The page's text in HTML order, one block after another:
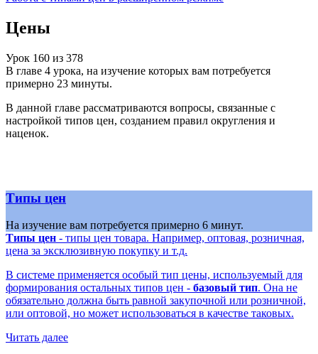
Цены
Урок 160 из 378
В главе 4 урока, на изучение которых вам потребуется
примерно 23 минуты.
В данной главе рассматриваются вопросы, связанные с
настройкой типов цен, созданием правил округления и
наценок.
Типы цен
На изучение вам потребуется примерно 6 минут.
Типы цен - типы цен товара. Например, оптовая, розничная,
цена за эксклюзивную покупку и т.д.
В системе применяется особый тип цены, используемый для
формирования остальных типов цен - базовый тип. Она не
обязательно должна быть равной закупочной или розничной,
или оптовой, но может использоваться в качестве таковых.
Читать далее